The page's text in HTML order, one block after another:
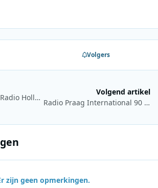
Volgers
Voormalige piraat Radio Hollandia breidt uit naar DAB+ in regio Den Haag
Volgend artikel
Radio Praag International 90 jaar: documentaire en tentoonstelling rond internationale dienst
zijn geen opmerkingen.